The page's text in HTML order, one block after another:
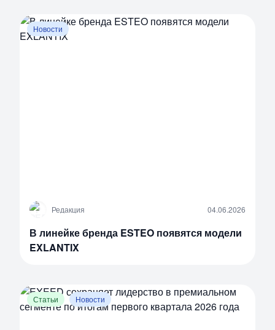
Новости
Р Редакция 04.06.2026
В линейке бренда ESTEO появятся модели
EXLANTIX
Статьи Новости